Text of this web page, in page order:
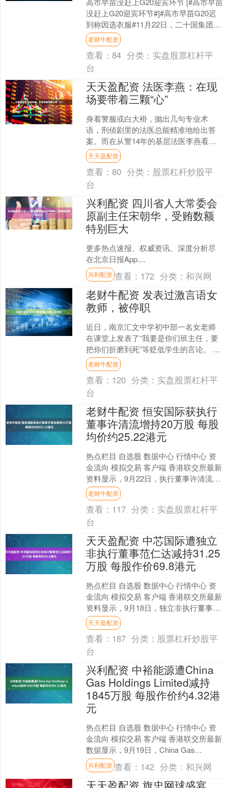
没赶上G20迎宾环节#]#高市早苗G20迟
到称因选衣服#11月22日，二十国集团领
导人第二十次峰会在南非约翰内斯堡举
行....
老财牛配资
查看：84 分类： 实盘股票杠杆平
台
天天盈配资 法医李燕：在现
场要带着三颗“心”
身着警服或白大褂，抛出几句专业术
语，刑侦剧里的法医总能精准地给出答
案。而在从警14年的基层法医李燕看
来，这些情节把法医“神化”了。真实的法
医工作，远没有镜头前那....
天天盈配资
查看：80 分类： 股票杠杆炒股平
台
兴利配资 四川省人大常委会
原副主任宋朝华，受贿数额
特别巨大
更多热点速报、权威资讯、深度分析尽
在北京日报App....
兴利配资 查看： 172 分类：和兴网
老财牛配资 发表过激言语女
教师，被停职
近日，南京汇文中学初中部一名女老师
在课堂上发表了“我要是你们班主任，要
把你们折磨到死”等贬低学生的言论。 3
月24日，南京市鼓楼区教育局通报称，
针对这名教师在课....
老财牛配资
查看： 120 分类： 实盘股票杠杆平
台
老财牛配资 恒安国际获执行
董事许清流增持20万股 每股
均价约25.22港元
热点栏目 自选股 数据中心 行情中心 资
金流向 模拟交易 客户端 香港联交所最新
资料显示，9月22日，执行董事许清流增
持恒安国际（01044）20万股，每股均
价....
老财牛配资
查看： 117 分类： 实盘股票杠杆平
台
天天盈配资 中芯国际遭独立
非执行董事范仁达减持31.25
万股 每股作价69.8港元
热点栏目 自选股 数据中心 行情中心 资
金流向 模拟交易 客户端 香港联交所最新
资料显示，9月18日，独立非执行董事范
仁达减持中芯国际（00981）31.25万....
天天盈配资
查看： 187 分类： 股票杠杆炒股平
台
兴利配资 中裕能源遭China
Gas Holdings Limited减持
1845万股 每股作价约4.32港
元
热点栏目 自选股 数据中心 行情中心 资
金流向 模拟交易 客户端 香港联交所最新
数据显示，9月19日，China Gas
Holdings Limited减持中....
兴利配资 查看： 142 分类：和兴网
天天盈配资 旗忠网球盛宴，